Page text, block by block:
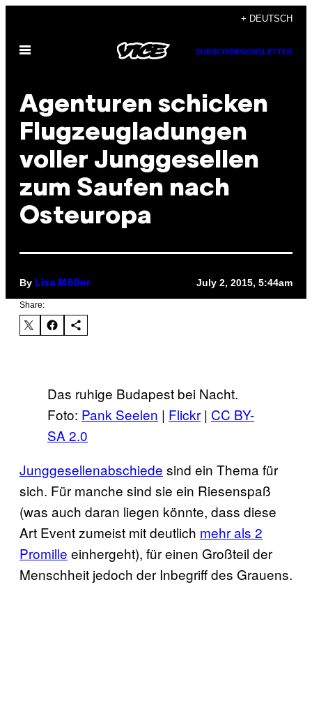
content
+ DEUTSCH
Open
SUBSCRIBENEWSLETTER
Agenturen schicken
Flugzeugladungen
voller Junggesellen
zum Saufen nach
Osteuropa
By Lisa Möller July 2, 2015, 5:44am
Share:
Das ruhige Budapest bei Nacht.
Foto: Pank Seelen | Flickr | CC BY-
SA 2.0
Junggesellenabschiede sind ein Thema für
sich. Für manche sind sie ein Riesenspaß
(was auch daran liegen könnte, dass diese
Art Event zumeist mit deutlich mehr als 2
Promille einhergeht), für einen Großteil der
Menschheit jedoch der Inbegriff des Grauens.